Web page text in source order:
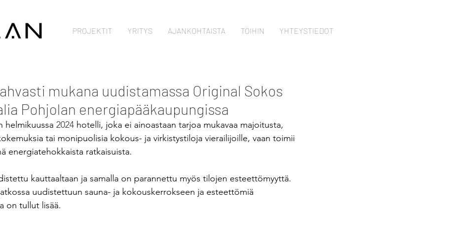
PROJEKTIT YRITYS AJANKOHTAISTA TÖIHIN YHTEYSTIEDOT
mukana uudistamassa Original Sokos
Pohjolan energiapääkaupungissa
helmikuussa 2024 hotelli, joka ei ainoastaan tarjoa mukavaa majoitusta,
tai monipuolisia kokous- ja virkistystiloja vierailijoille, vaan toimii
energiatehokkaista ratkaisuista.
kauttaaltaan ja samalla on parannettu myös tilojen esteettömyyttä.
uudistettuun sauna- ja kokouskerrokseen ja esteettömiä
on tullut lisää.